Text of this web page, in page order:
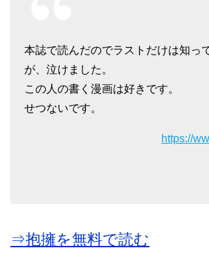
本誌で読んだのでラストだけは知っ
が、泣けました。
この人の書く漫画は好きです。
せつないです。
https://
⇒抱擁を無料で読む